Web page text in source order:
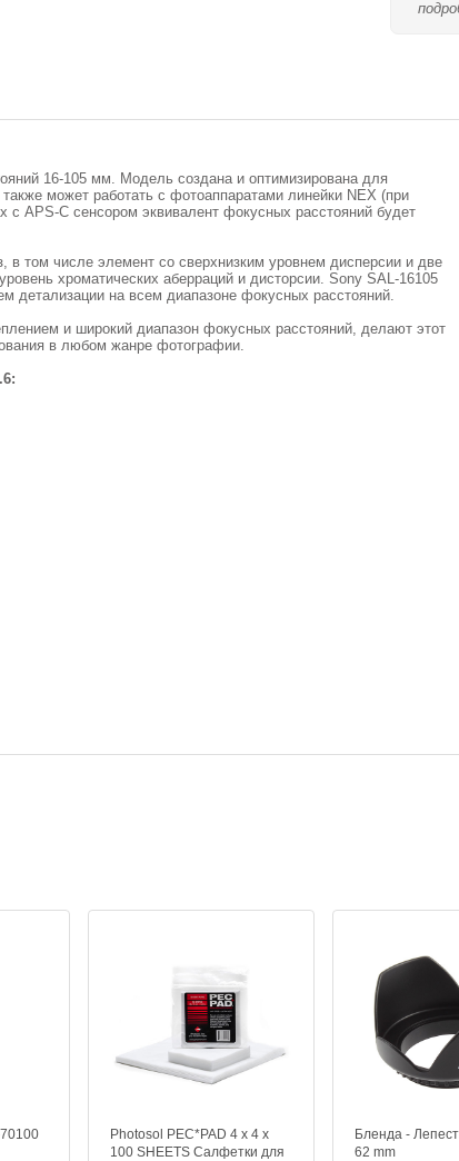
16-105 мм. Модель создана и оптимизирована для
может работать с фотоаппаратами линейки NEX (при
с APS-C сенсором эквивалент фокусных расстояний будет
в том числе элемент со сверхнизким уровнем дисперсии и две
хроматических аберраций и дисторсии. Sony SAL-16105
детализации на всем диапазоне фокусных расстояний.
и широкий диапазон фокусных расстояний, делают этот
в любом жанре фотографии.
Photosol PEC*PAD 4 x 4 x
100 SHEETS Салфетки для
Бленда -
62 mm